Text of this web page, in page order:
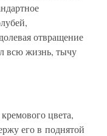
отвращение
всю жизнь, тычу
цвета,
его в поднятой